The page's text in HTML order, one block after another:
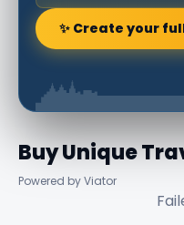
✨ Create your
Buy Unique
Powered by Viator